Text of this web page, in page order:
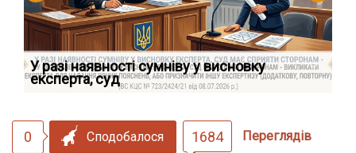
У разі наявності сумніву у висновку
експерта, суд
0 Сподобалося 1684 Переглядів